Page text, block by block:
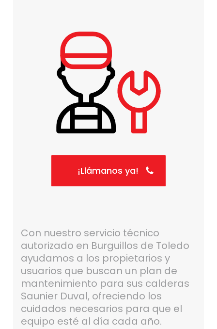
¡Llámanos ya!
Con nuestro servicio técnico
autorizado en Burguillos de Toledo
ayudamos a los propietarios y
usuarios que buscan un plan de
mantenimiento para sus calderas
Saunier Duval, ofreciendo los
cuidados necesarios para que el
equipo esté al día cada año.